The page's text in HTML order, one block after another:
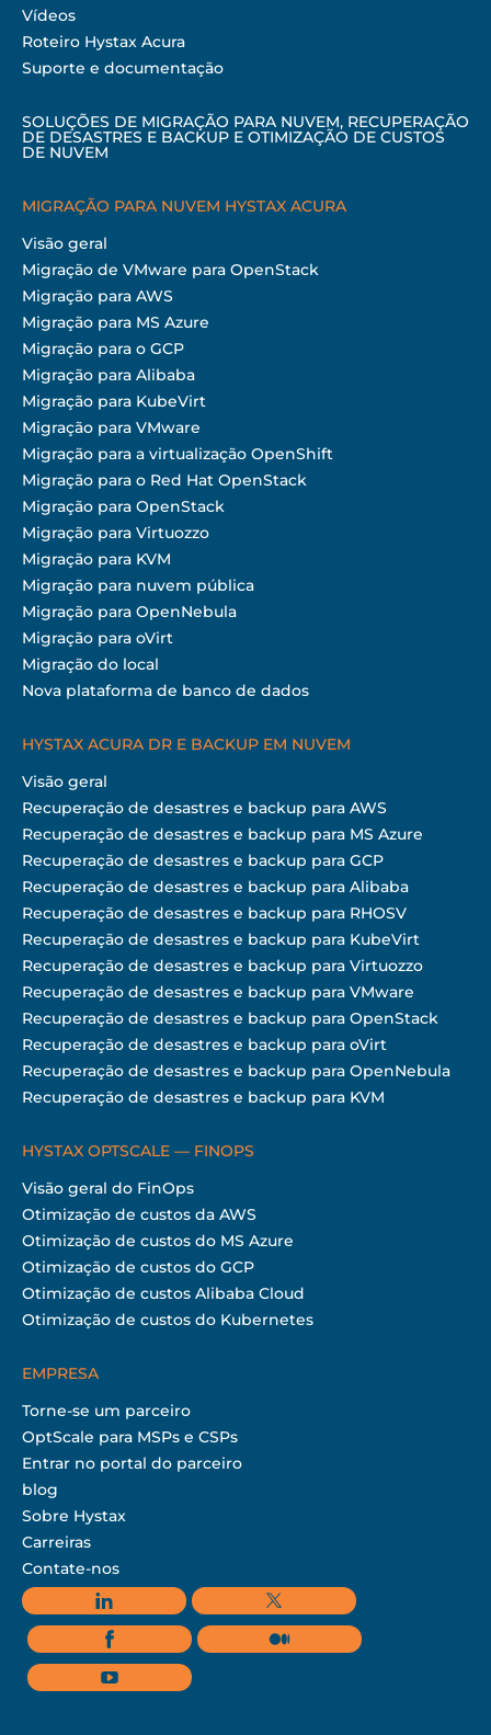
Vídeos
Roteiro Hystax Acura
Suporte e documentação
SOLUÇÕES DE MIGRAÇÃO PARA NUVEM, RECUPERAÇÃO
DE DESASTRES E BACKUP E OTIMIZAÇÃO DE CUSTOS
DE NUVEM
MIGRAÇÃO PARA NUVEM HYSTAX ACURA
Visão geral
Migração de VMware para OpenStack
Migração para AWS
Migração para MS Azure
Migração para o GCP
Migração para Alibaba
Migração para KubeVirt
Migração para VMware
Migração para a virtualização OpenShift
Migração para o Red Hat OpenStack
Migração para OpenStack
Migração para Virtuozzo
Migração para KVM
Migração para nuvem pública
Migração para OpenNebula
Migração para oVirt
Migração do local
Nova plataforma de banco de dados
HYSTAX ACURA DR E BACKUP EM NUVEM
Visão geral
Recuperação de desastres e backup para AWS
Recuperação de desastres e backup para MS Azure
Recuperação de desastres e backup para GCP
Recuperação de desastres e backup para Alibaba
Recuperação de desastres e backup para RHOSV
Recuperação de desastres e backup para KubeVirt
Recuperação de desastres e backup para Virtuozzo
Recuperação de desastres e backup para VMware
Recuperação de desastres e backup para OpenStack
Recuperação de desastres e backup para oVirt
Recuperação de desastres e backup para OpenNebula
Recuperação de desastres e backup para KVM
HYSTAX OPTSCALE — FINOPS
Visão geral do FinOps
Otimização de custos da AWS
Otimização de custos do MS Azure
Otimização de custos do GCP
Otimização de custos Alibaba Cloud
Otimização de custos do Kubernetes
EMPRESA
Torne-se um parceiro
OptScale para MSPs e CSPs
Entrar no portal do parceiro
blog
Sobre Hystax
Carreiras
Contate-nos